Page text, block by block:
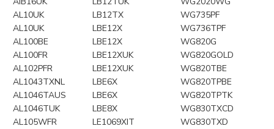
AL10UK
LB12TX
WG735PF
AL10UK
LBE12X
WG736TPF
AL100BE
LBE12X
WG820G
AL100FR
LBE12XUK
WG820GOLD
AL102PFR
LBE12XUK
WG820TBE
AL1043TXNL
LBE6X
WG820TPBE
AL1046TAUS
LBE6X
WG820TPTK
AL1046TUK
LBE8X
WG830TXCD
AL105WFR
LE1069XIT
WG830TXD